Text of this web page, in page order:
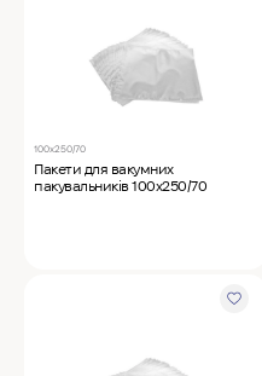
100х250/70
Пакети для вакумних
пакувальників 100х250/70